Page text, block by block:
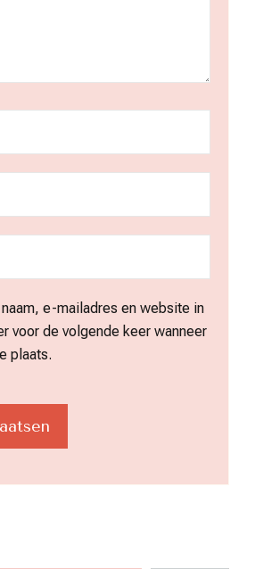
e-mailadres en website in
voor de volgende keer wanneer
plaats.